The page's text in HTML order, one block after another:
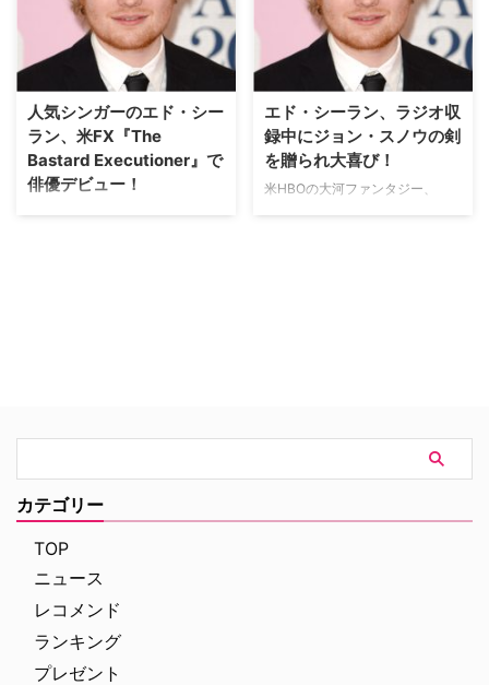
ンに、新恋人が出現した模様だ。
【関連記事】集まれイケメン高校
生キャラ！＜前編＞ ～演じる人
気イケメン俳優とともにご紹介～
米E!Onlineによると、エドの噂
の…
う予定であることが明らかとなっ
た。 【関連記事】エド・シーラ
ンの友人ジャスティン・ビーバー
のドキュメンタリー映画『ビリー
ヴ』プレミア!! 英Digital S…
人気シンガーのエド・シー
ラン、米FX『The
Bastard Executioner』で
俳優デビュー！
「Sing」などの大ヒット曲で知ら
エド・シーラン、ラジオ収
録中にジョン・スノウの剣
を贈られ大喜び！
米HBOの大河ファンタジー、
カテゴリー
TOP
ニュース
レコメンド
ランキング
プレゼント